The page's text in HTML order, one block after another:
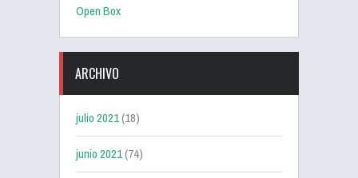
Open Box
ARCHIVO
julio 2021(18)
junio 2021(74)